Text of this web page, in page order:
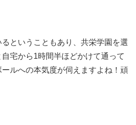
ということもあり、共栄学園を選
宅から1時間半ほどかけて通って
ルへの本気度が伺えますよね！頑